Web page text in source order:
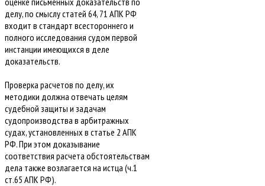
делу, по смыслу статей 64, 71 АПК РФ
входит в стандарт всестороннего и
полного исследования судом первой
инстанции имеющихся в деле
доказательств.
Проверка расчетов по делу, их
методики должна отвечать целям
судебной защиты и задачам
судопроизводства в арбитражных
судах, установленных в статье 2 АПК
РФ. При этом доказывание
соответствия расчета обстоятельствам
дела также возлагается на истца (ч.1
ст.65 АПК РФ).